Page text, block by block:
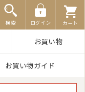
検索 ログイン カート
お買い物
お買い物ガイド